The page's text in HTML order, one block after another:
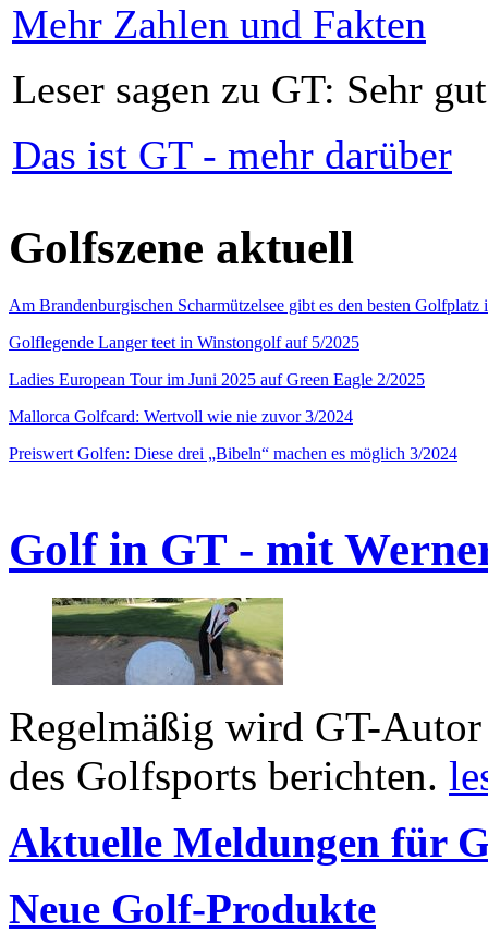
Mehr Zahlen und Fakten
Leser sagen zu GT: Sehr
Das ist GT - mehr darüber
Golfszene aktuell
Am Brandenburgischen Scharmützelsee gibt es den besten
Golflegende Langer teet in Winstongolf auf 5/2025
Ladies European Tour im Juni 2025 auf Green Eagle 2/2025
Mallorca Golfcard: Wertvoll wie nie zuvor 3/2024
Preiswert Golfen: Diese drei „Bibeln“ machen es möglich 3/2024
Golf in GT - mit
Regelmäßig wird GT-
des Golfsports berichten.
Aktuelle Meldungen für
Neue Golf-Produkte